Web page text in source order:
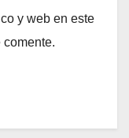
y web en este